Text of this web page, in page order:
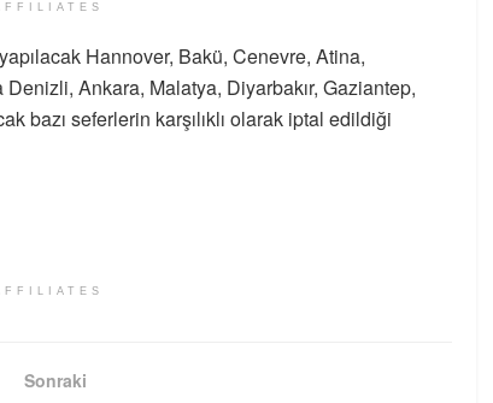
Hannover, Bakü, Cenevre, Atina,
Ankara, Malatya, Diyarbakır, Gaziantep,
bazı seferlerin karşılıklı olarak iptal edildiği
Sonraki